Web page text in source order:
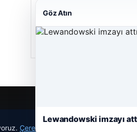
Cengiz Sigorta
Çerez Politikamız
Göz Atın
Lewandowski imzayı